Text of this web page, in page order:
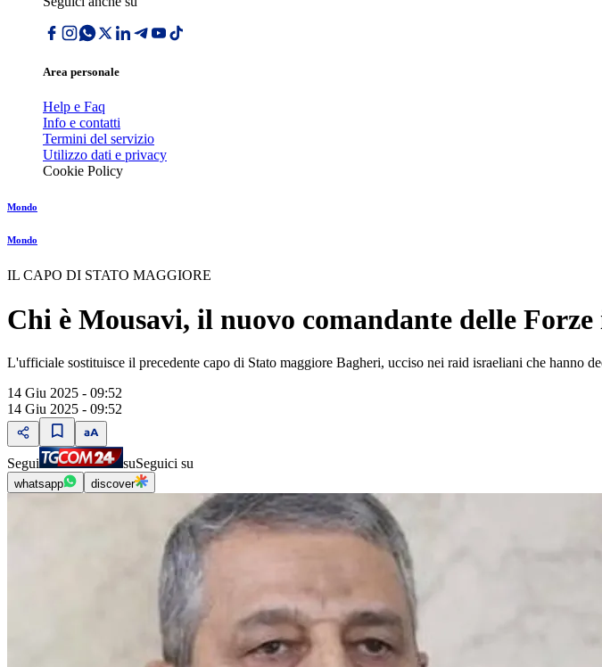
Area personale
Help e Faq
Info e contatti
Termini del servizio
Utilizzo dati e privacy
Cookie Policy
Mondo
Mondo
IL CAPO DI STATO MAGGIORE
Chi è Mousavi, il nuovo comandante delle
L'ufficiale sostituisce il precedente capo di Stato maggiore Bagheri, ucciso nei raid israeliani che hanno
14 Giu 2025 - 09:52
14 Giu 2025 - 09:52
Segui suSeguici su
whatsapp discover